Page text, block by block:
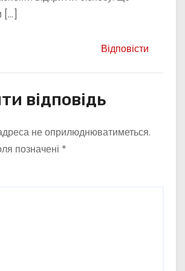
[…]
Відповісти
відповідь
не оприлюднюватиметься.
позначені *